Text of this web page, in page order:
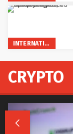
INTERNATIONAL
CRYPTO
